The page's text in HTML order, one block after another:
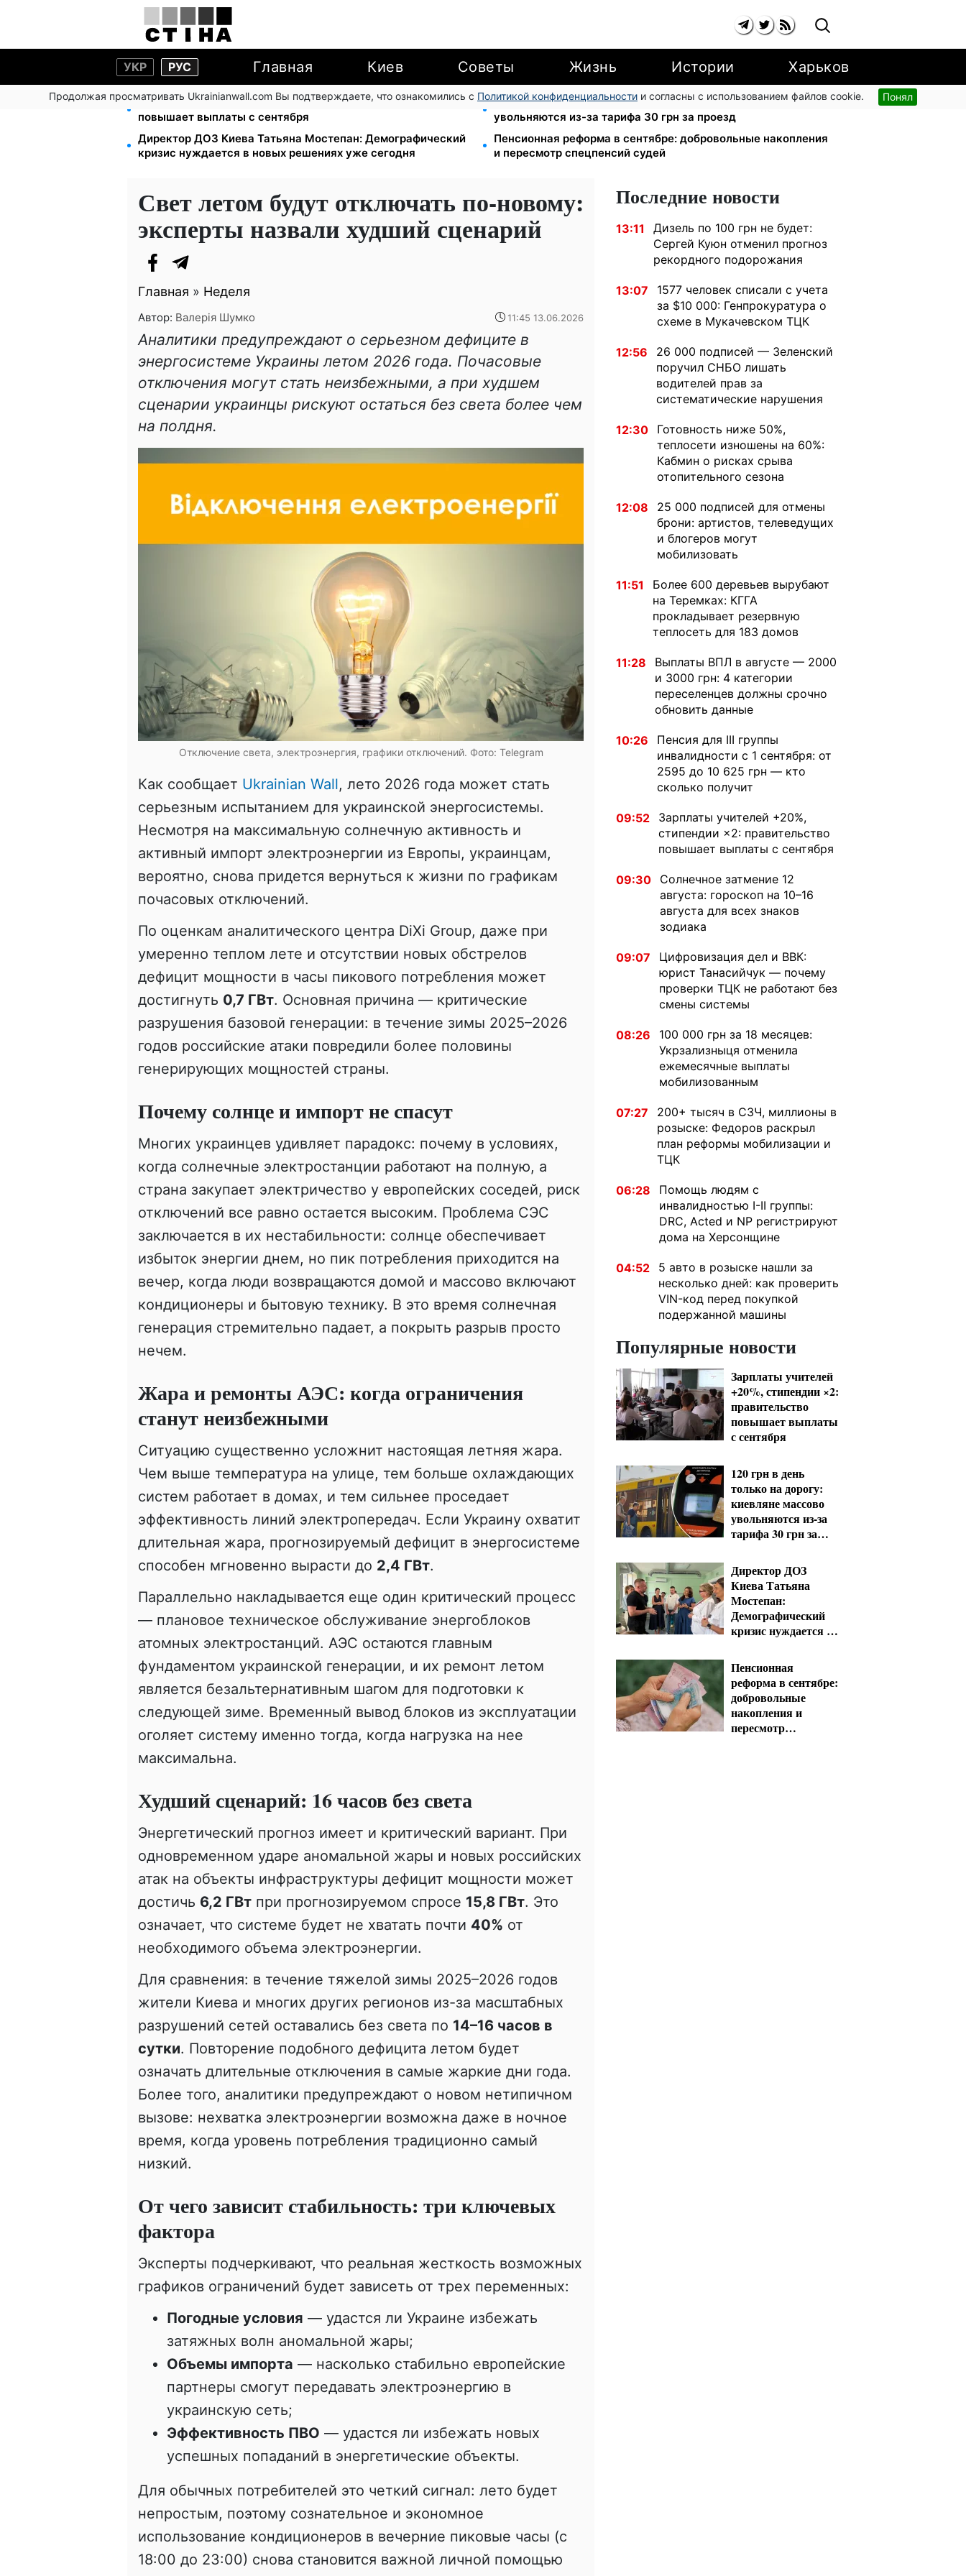
УКР РУС Главная Киев Советы Жизнь Истории Харьков
Продолжая просматривать Ukrainianwall.com Вы подтверждаете, что ознакомились с Политикой конфиденциальности и согласны с использованием файлов cookie. Понял
Зарплаты учителей +20%, стипендии ×2: правительство
повышает выплаты с сентября
120 грн в день только на дорогу: киевляне массово
увольняются из-за тарифа 30 грн за проезд
Директор ДОЗ Киева Татьяна Мостепан: Демографический
кризис нуждается в новых решениях уже сегодня
Пенсионная реформа в сентябре: добровольные накопления
и пересмотр спецпенсий судей
Свет летом будут отключать по-новому:
эксперты назвали худший сценарий
Главная » Неделя
Автор: Валерія Шумко 11:45 13.06.2026
Аналитики предупреждают о серьезном дефиците в
энергосистеме Украины летом 2026 года. Почасовые
отключения могут стать неизбежными, а при худшем
сценарии украинцы рискуют остаться без света более чем
на полдня.
Отключение света, электроэнергия, графики отключений. Фото: Telegram
Как сообщает Ukrainian Wall, лето 2026 года может стать
серьезным испытанием для украинской энергосистемы.
Несмотря на максимальную солнечную активность и
активный импорт электроэнергии из Европы, украинцам,
вероятно, снова придется вернуться к жизни по графикам
почасовых отключений.
По оценкам аналитического центра DiXi Group, даже при
умеренно теплом лете и отсутствии новых обстрелов
дефицит мощности в часы пикового потребления может
достигнуть 0,7 ГВт. Основная причина — критические
разрушения базовой генерации: в течение зимы 2025–2026
годов российские атаки повредили более половины
генерирующих мощностей страны.
Почему солнце и импорт не спасут
Многих украинцев удивляет парадокс: почему в условиях,
когда солнечные электростанции работают на полную, а
страна закупает электричество у европейских соседей, риск
отключений все равно остается высоким. Проблема СЭС
заключается в их нестабильности: солнце обеспечивает
избыток энергии днем, но пик потребления приходится на
вечер, когда люди возвращаются домой и массово включают
кондиционеры и бытовую технику. В это время солнечная
генерация стремительно падает, а покрыть разрыв просто
нечем.
Жара и ремонты АЭС: когда ограничения
станут неизбежными
Ситуацию существенно усложнит настоящая летняя жара.
Чем выше температура на улице, тем больше охлаждающих
систем работает в домах, и тем сильнее проседает
эффективность линий электропередач. Если Украину охватит
длительная жара, прогнозируемый дефицит в энергосистеме
способен мгновенно вырасти до 2,4 ГВт.
Параллельно накладывается еще один критический процесс
— плановое техническое обслуживание энергоблоков
атомных электростанций. АЭС остаются главным
фундаментом украинской генерации, и их ремонт летом
является безальтернативным шагом для подготовки к
следующей зиме. Временный вывод блоков из эксплуатации
оголяет систему именно тогда, когда нагрузка на нее
максимальна.
Худший сценарий: 16 часов без света
Энергетический прогноз имеет и критический вариант. При
одновременном ударе аномальной жары и новых российских
атак на объекты инфраструктуры дефицит мощности может
достичь 6,2 ГВт при прогнозируемом спросе 15,8 ГВт. Это
означает, что системе будет не хватать почти 40% от
необходимого объема электроэнергии.
Для сравнения: в течение тяжелой зимы 2025–2026 годов
жители Киева и многих других регионов из-за масштабных
разрушений сетей оставались без света по 14–16 часов в
сутки. Повторение подобного дефицита летом будет
означать длительные отключения в самые жаркие дни года.
Более того, аналитики предупреждают о новом нетипичном
вызове: нехватка электроэнергии возможна даже в ночное
время, когда уровень потребления традиционно самый
низкий.
От чего зависит стабильность: три ключевых
фактора
Эксперты подчеркивают, что реальная жесткость возможных
графиков ограничений будет зависеть от трех переменных:
Погодные условия — удастся ли Украине избежать
затяжных волн аномальной жары;
Объемы импорта — насколько стабильно европейские
партнеры смогут передавать электроэнергию в
украинскую сеть;
Эффективность ПВО — удастся ли избежать новых
успешных попаданий в энергетические объекты.
Для обычных потребителей это четкий сигнал: лето будет
непростым, поэтому сознательное и экономное
использование кондиционеров в вечерние пиковые часы (с
18:00 до 23:00) снова становится важной личной помощью
Последние новости
13:11
Дизель по 100 грн не будет:
Сергей Куюн отменил прогноз
рекордного подорожания
13:07
1577 человек списали с учета
за $10 000: Генпрокуратура о
схеме в Мукачевском ТЦК
12:56
26 000 подписей — Зеленский
поручил СНБО лишать
водителей прав за
систематические нарушения
12:30
Готовность ниже 50%,
теплосети изношены на 60%:
Кабмин о рисках срыва
отопительного сезона
12:08
25 000 подписей для отмены
брони: артистов, телеведущих
и блогеров могут
мобилизовать
11:51
Более 600 деревьев вырубают
на Теремках: КГГА
прокладывает резервную
теплосеть для 183 домов
11:28
Выплаты ВПЛ в августе — 2000
и 3000 грн: 4 категории
переселенцев должны срочно
обновить данные
10:26
Пенсия для III группы
инвалидности с 1 сентября: от
2595 до 10 625 грн — кто
сколько получит
09:52
Зарплаты учителей +20%,
стипендии ×2: правительство
повышает выплаты с сентября
09:30
Солнечное затмение 12
августа: гороскоп на 10–16
августа для всех знаков
зодиака
09:07
Цифровизация дел и ВВК:
юрист Танасийчук — почему
проверки ТЦК не работают без
смены системы
08:26
100 000 грн за 18 месяцев:
Укрзализныця отменила
ежемесячные выплаты
мобилизованным
07:27
200+ тысяч в СЗЧ, миллионы в
розыске: Федоров раскрыл
план реформы мобилизации и
ТЦК
06:28
Помощь людям с
инвалидностью I-II группы:
DRC, Acted и NP регистрируют
дома на Херсонщине
04:52
5 авто в розыске нашли за
несколько дней: как проверить
VIN-код перед покупкой
подержанной машины
Популярные новости
Зарплаты учителей
+20%, стипендии ×2:
правительство
повышает выплаты
с сентября
120 грн в день
только на дорогу:
киевляне массово
увольняются из-за
тарифа 30 грн за
Директор ДОЗ
Киева Татьяна
Мостепан:
Демографический
кризис нуждается в
уже сегодня
Пенсионная
реформа в сентябре:
добровольные
накопления и
пересмотр